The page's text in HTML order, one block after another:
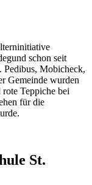
schon seit
Mobicheck,
Gemeinde wurden
Teppiche bei
für die
St.